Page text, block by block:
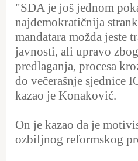
"SDA je još jednom
najdemokratičnija
mandatara možda jeste
javnosti, ali upravo
predlaganja, procesa
do večerašnje sjednice
kazao je Konaković.
On je kazao da je
ozbiljnog reformskog